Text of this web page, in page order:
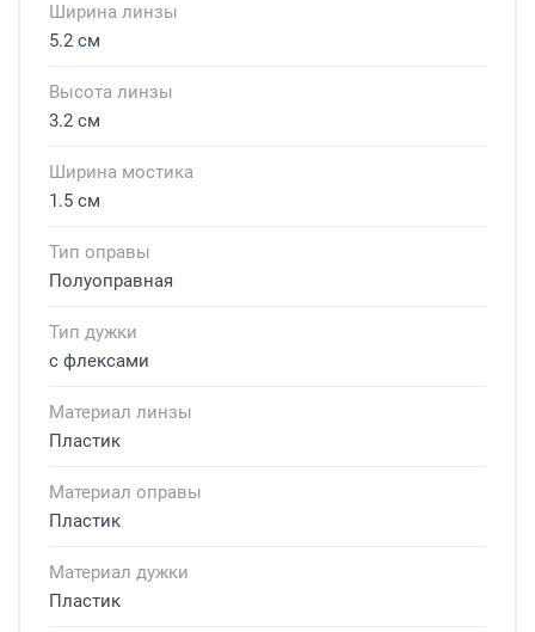
Ширина линзы
5.2 см
Высота линзы
3.2 см
Ширина мостика
1.5 см
Тип оправы
Полуоправная
Тип дужки
с флексами
Материал линзы
Пластик
Материал оправы
Пластик
Материал дужки
Пластик